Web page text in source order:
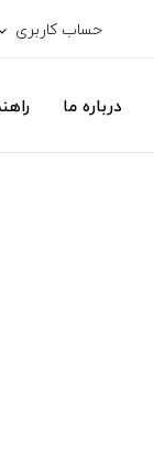
حساب کاربری
درباره ما